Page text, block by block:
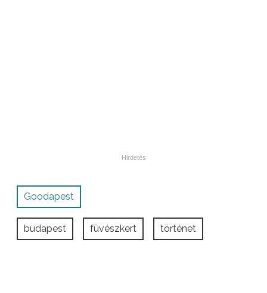
Goodapest
budapest füvészkert történet